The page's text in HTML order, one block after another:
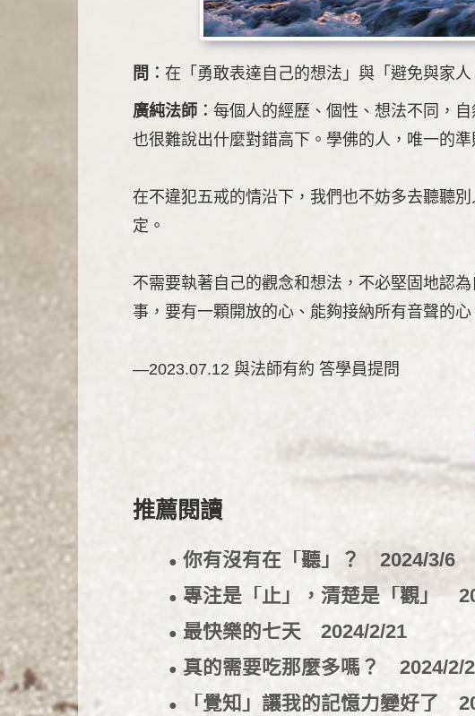
問︰ 在「勇敢表達自己的想法」與「避免與家
廣純法師︰ 每個人的經歷、個性、想法不同，
也很難說出什麼對錯高下。學佛的人，唯一的
在不違犯五戒的情沿下，我們也不妨多去聽聽
定。
不需要執著自己的觀念和想法，不必堅固地認
事，要有一顆開放的心、能夠接納所有音聲的
—2023.07.12 與法師有約 答學員提問
推薦閱讀
● 你有沒有在「聽」？ 2024/3/6
● 專注是「止」，清楚是「觀」
● 最快樂的七天 2024/2/21
● 真的需要吃那麼多嗎？ 2024/2/
● 「覺知」讓我的記憶力變好了